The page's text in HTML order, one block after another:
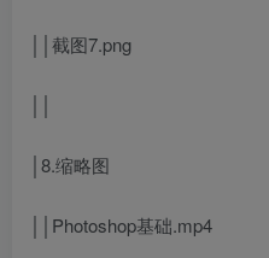
││截图7.png
│8.缩略图
││Photoshop基础.mp4